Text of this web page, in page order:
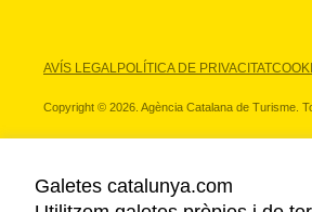
AVÍS LEGALPOLÍTICA DE PRIVACITAT
Copyright © 2026. Agència Catalana de Turisme.
Galetes catalunya.com